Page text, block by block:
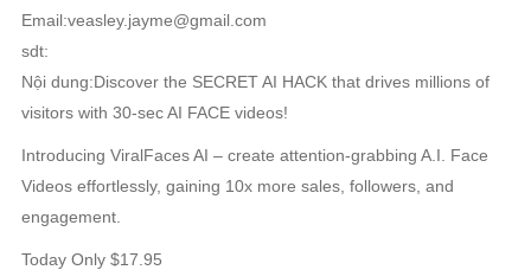
Email:veasley.jayme@gmail.com
sdt:
Nội dung:Discover the SECRET AI HACK that drives millions of
visitors with 30-sec AI FACE videos!
Introducing ViralFaces AI – create attention-grabbing A.I. Face
Videos effortlessly, gaining 10x more sales, followers, and
engagement.
Today Only $17.95